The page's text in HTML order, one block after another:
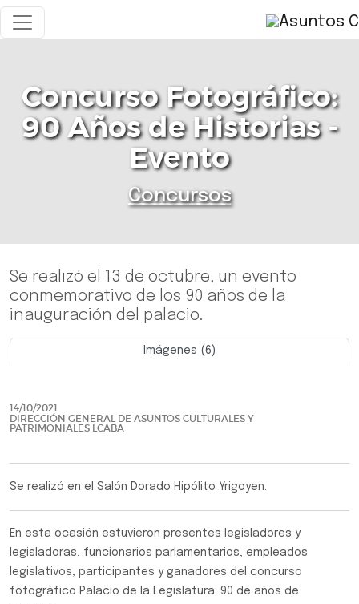
Concurso Fotográfico:
90 Años de Historias -
Evento
Concursos
Se realizó el 13 de octubre, un evento
conmemorativo de los 90 años de la
inauguración del palacio.
Imágenes (6)
14/10/2021
DIRECCIÓN GENERAL DE ASUNTOS CULTURALES Y
PATRIMONIALES LCABA
Se realizó en el Salón Dorado Hipólito Yrigoyen.
En esta ocasión estuvieron presentes legisladores y
legisladoras, funcionarios parlamentarios, empleados
legislativos, participantes y ganadores del concurso
fotográfico Palacio de la Legislatura: 90 de años de